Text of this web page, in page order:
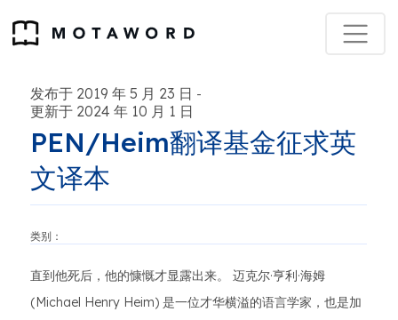
发布于 2019 年 5 月 23 日 -
更新于 2024 年 10 月 1 日
PEN/Heim翻译基金征求英
文译本
类别：
直到他死后，他的慷慨才显露出来。 迈克尔·亨利·海姆
(Michael Henry Heim) 是一位才华横溢的语言学家，也是加